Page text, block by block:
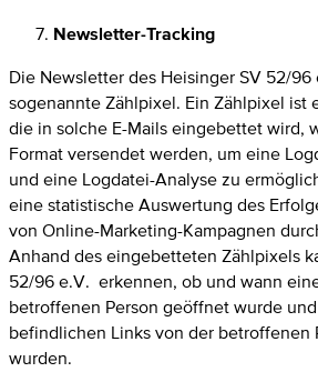
Newsletter-Tracking
Die Newsletter des Heisinger SV 52/
sogenannte Zählpixel. Ein Zählpixel ist
die in solche E-Mails eingebettet wird,
Format versendet werden, um eine
und eine Logdatei-Analyse zu
eine statistische Auswertung des
von Online-Marketing-Kampagnen
Anhand des eingebetteten Zählpixels
52/96 e.V. erkennen, ob und wann
betroffenen Person geöffnet wurde
befindlichen Links von der betroffenen
wurden.